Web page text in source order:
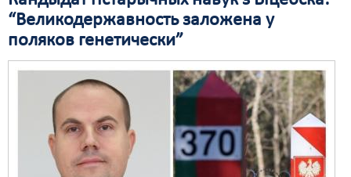
“Великодержавность заложена у
поляков генетически”
Грамадзянскія ініцыятывы
Дзяржава
Дыскрымінацыя
Затрыманьні
Карная псыхіятрыя
RSS